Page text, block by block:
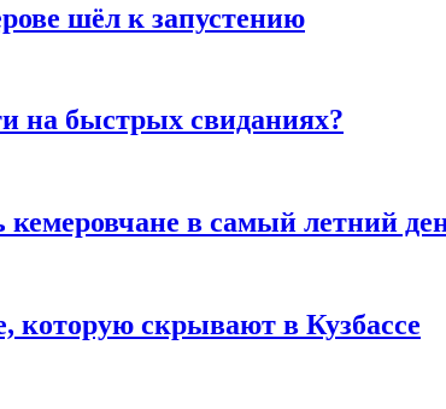
шёл к запустению
на быстрых свиданиях?
в самый летний
которую скрывают в Кузбассе